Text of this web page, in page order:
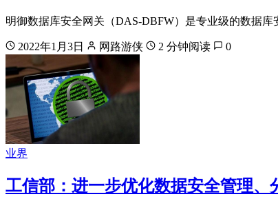
明御数据库安全网关（DAS-DBFW）是专业级的数据
2022年1月3日 网路游侠 2 分钟阅读 0
业界
工信部：进一步优化数据安全管理